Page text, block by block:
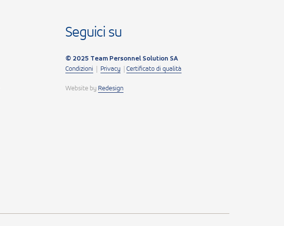
Seguici su
© 2025 Team Personnel Solution SA
Condizioni | Privacy| Certificato di qualità
Website by Redesign